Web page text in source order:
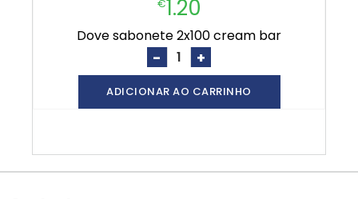
€1.20
dove sabonete 2x100 cream bar
- +
ADICIONAR AO CARRINHO